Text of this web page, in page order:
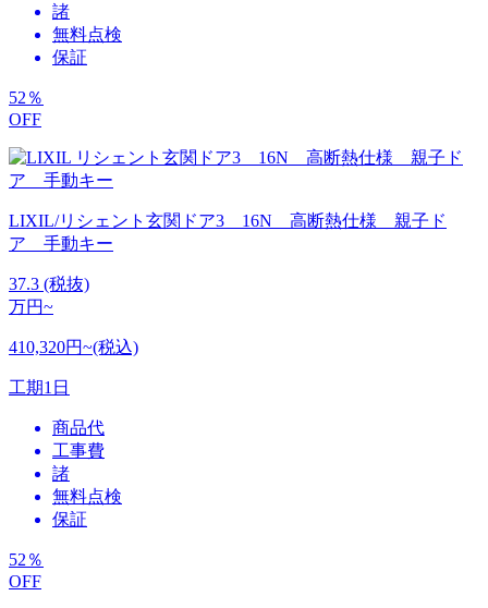
諸
無料点検
保証
52 ％
OFF
LIXIL/リシェント玄関ドア3 16N 高断熱仕様 親子ド
ア 手動キー
37.3 (税抜)
万円~
410,320円~(税込)
工期1日
商品代
工事費
諸
無料点検
保証
52 ％
OFF